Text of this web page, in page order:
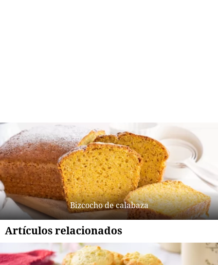
Bizcocho de calabaza
Artículos relacionados